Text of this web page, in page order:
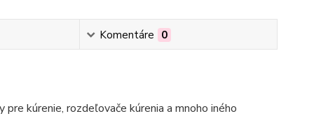
Komentáre 0
kúrenie, rozdeľovače kúrenia a mnoho iného